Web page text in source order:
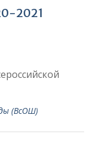
2021
(ВсОШ)